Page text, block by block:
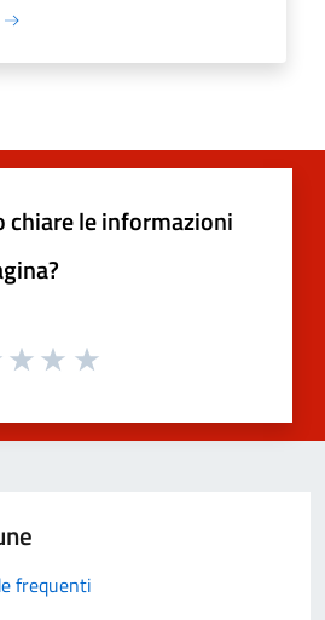
chiare le informazioni
frequenti